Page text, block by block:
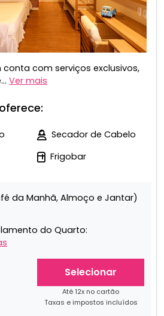
conta com serviços exclusivos,
Ver mais
Secador de Cabelo
Frigobar
da Manhã, Almoço e Jantar)
do Quarto:
Selecionar
Até 12x no cartão
Taxas e impostos incluídos